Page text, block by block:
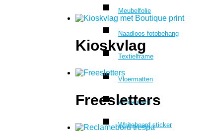
Meubelfolie
Naadloos fotobehang
Textielframe
Vloermatten
Whiteboard
Whiteboard sticker
Kioskvlag
Freesletters